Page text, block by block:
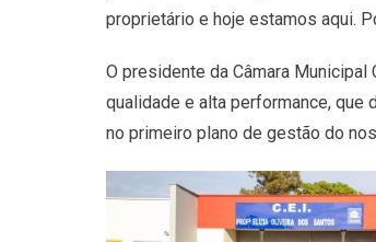
proprietário e hoje estamos aqui.
O presidente da Câmara
qualidade e alta performance, que
no primeiro plano de gestão do